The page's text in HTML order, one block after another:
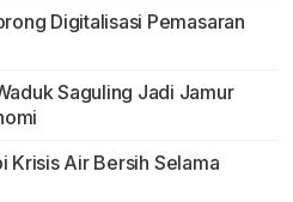
Digitalisasi Pemasaran
Saguling Jadi Jamur
Krisis Air Bersih Selama